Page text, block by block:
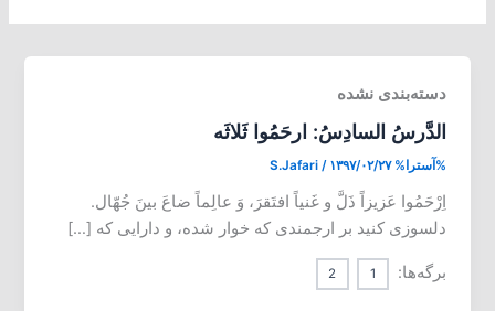
دسته‌بندی نشده
الدَّرسُ السادِسُ: ارحَمُوا ثَلاثَه
%آسترا% S.Jafari / ۱۳۹۷/۰۲/۲۷
اِرْحَمُوا عَزیزاً ذَلَّ و غَنیاً افتَقرَ، وَ عالِماً ضاعَ بینَ جُهّال.
دلسوزی کنید بر ارجمندی که خوار شده، و دارایی که […]
برگه‌ها: 1
2